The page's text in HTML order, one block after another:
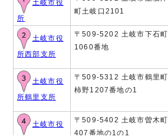
土岐市役
所
町土岐口2101
土岐市役
所西部支所
〒509-5202 土岐市下石町
1060番地
土岐市役
所鶴里支所
〒509-5312 土岐市鶴里町
柿野1207番地の1
土岐市役
〒509-5402 土岐市曽木町
407番地の1の1